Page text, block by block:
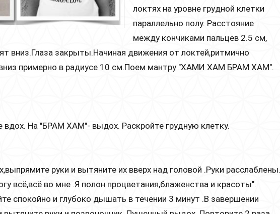
локтях на уровне грудной клетки
параллельно полу. Расстояние
между кончиками пальцев 2.5 см,
вниз.Глаза закрыты.Начиная движения от локтей,ритмично
вниз примерно в радиусе 10 см.Поем мантру "ХАМИ ХАМ БРАМ ХАМ".
На "БРАМ ХАМ"- выдох. Раскройте грудную клетку.
руки и вытяните их вверх над головой .Руки расслаблены.
всё,всё во мне .Я полон процветания,блаженства и красоты".
спокойно и глубоко дышать в течении 3 минут .В завершении